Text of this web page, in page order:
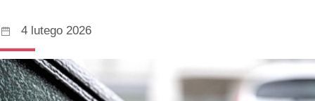
4 lutego 2026